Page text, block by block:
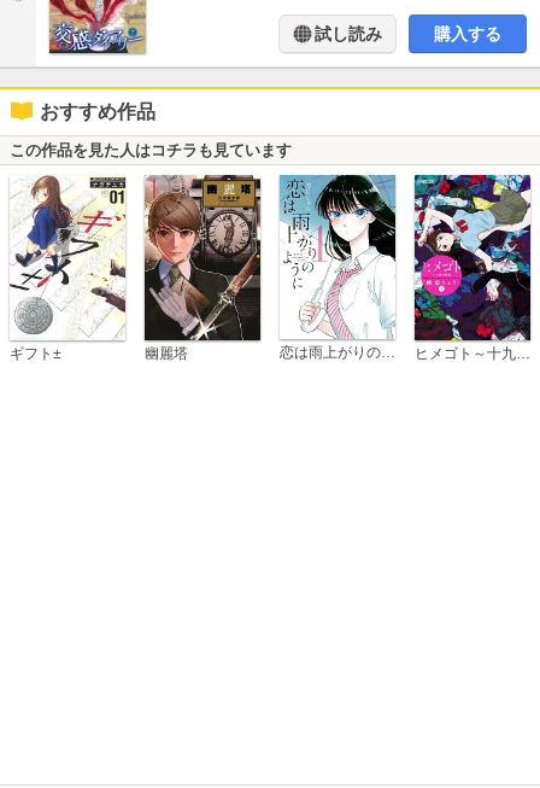
試し読み 購入する
おすすめ作品
この作品を見た人はコチラも見ています
ギフト± 幽麗塔 恋は雨上がりのように